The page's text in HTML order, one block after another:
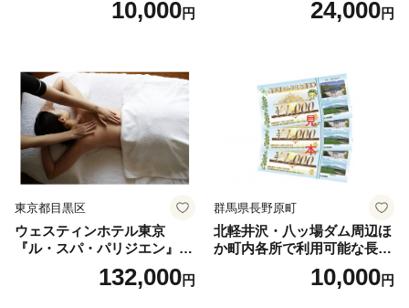
10,000円
人1名様分 関東 東京 ご利用
24,000円
東京都目黒区
ウェスティンホテル東京
『ル・スパ・パリジエン』選
べるボディセラピー90分/1名
132,000円
群馬県長野原町
北軽井沢・八ッ場ダム周辺ほ
か町内各所で利用可能な長野
原町ふるさと感謝券（3,000
円分）【トラベル 観光 旅行
10,000円